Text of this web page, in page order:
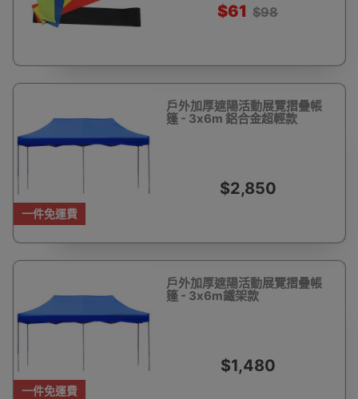
$61 $98
一件免運費
戶外加厚遮陽活動展覽摺疊帳
篷 - 3x6m 鋁合金超輕款
$2,850
一件免運費
戶外加厚遮陽活動展覽摺疊帳
篷 - 3x6m鐵架款
$1,480